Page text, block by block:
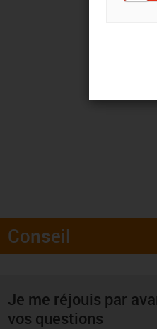
Conseil
Je me réjouis par
vos questions